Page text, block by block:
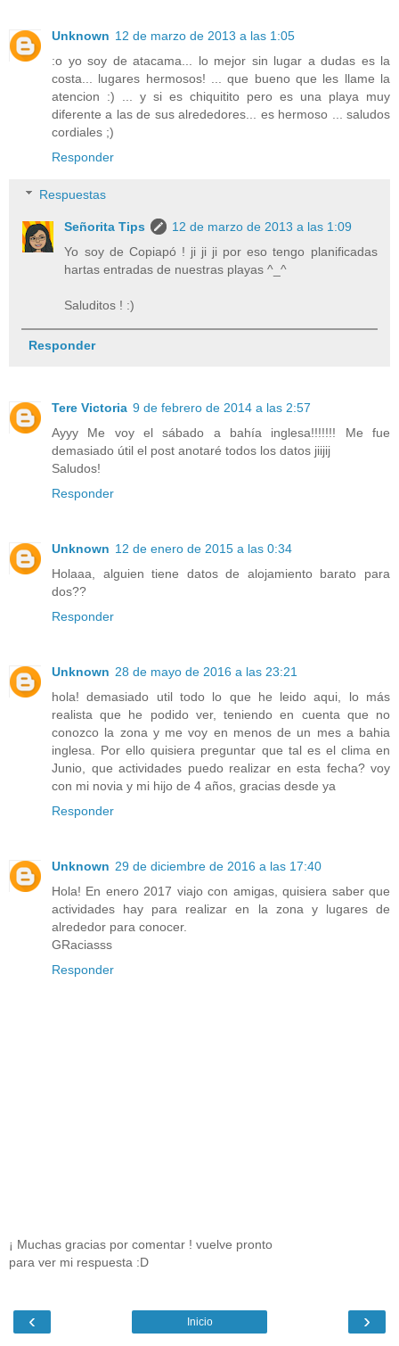
Unknown 12 de marzo de 2013 a las 1:05
:o yo soy de atacama... lo mejor sin lugar a dudas es la
costa... lugares hermosos! ... que bueno que les llame la
atencion :) ... y si es chiquitito pero es una playa muy
diferente a las de sus alrededores... es hermoso ... saludos
cordiales ;)
Responder
Respuestas
Señorita Tips
12 de marzo de 2013 a las 1:09
Yo soy de Copiapó ! ji ji ji por eso tengo planificadas
hartas entradas de nuestras playas ^_^
Saluditos ! :)
Responder
Tere Victoria 9 de febrero de 2014 a las 2:57
Ayyy Me voy el sábado a bahía inglesa!!!!!!! Me fue
demasiado útil el post anotaré todos los datos jiijij
Saludos!
Responder
Unknown 12 de enero de 2015 a las 0:34
Holaaa, alguien tiene datos de alojamiento barato para
dos??
Responder
Unknown 28 de mayo de 2016 a las 23:21
hola! demasiado util todo lo que he leido aqui, lo más
realista que he podido ver, teniendo en cuenta que no
conozco la zona y me voy en menos de un mes a bahia
inglesa. Por ello quisiera preguntar que tal es el clima en
Junio, que actividades puedo realizar en esta fecha? voy
con mi novia y mi hijo de 4 años, gracias desde ya
Responder
Unknown 29 de diciembre de 2016 a las 17:40
Hola! En enero 2017 viajo con amigas, quisiera saber que
actividades hay para realizar en la zona y lugares de
alrededor para conocer.
GRaciasss
Responder
¡ Muchas gracias por comentar ! vuelve pronto
para ver mi respuesta :D
‹ ›
Inicio